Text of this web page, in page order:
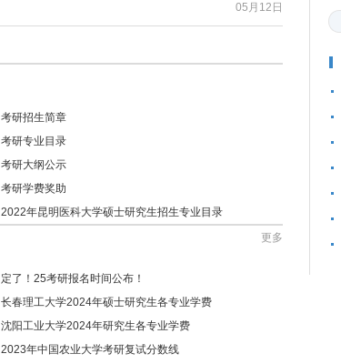
05月12日
考研招生简章
考研专业目录
考研大纲公示
考研学费奖助
2022年昆明医科大学硕士研究生招生专业目录
更多
定了！25考研报名时间公布！
长春理工大学2024年硕士研究生各专业学费
沈阳工业大学2024年研究生各专业学费
2023年中国农业大学考研复试分数线